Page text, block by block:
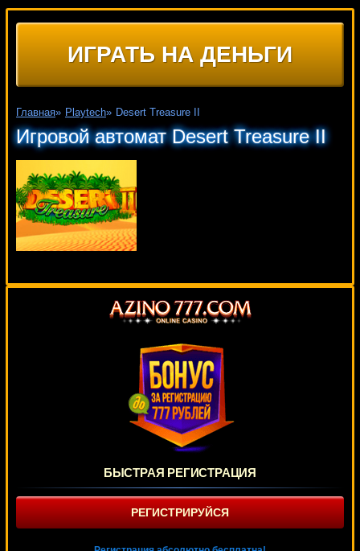
ИГРАТЬ НА ДЕНЬГИ
Главная» Playtech» Desert Treasure II
Игровой автомат Desert Treasure II
БЫСТРАЯ РЕГИСТРАЦИЯ
РЕГИСТРИРУЙСЯ